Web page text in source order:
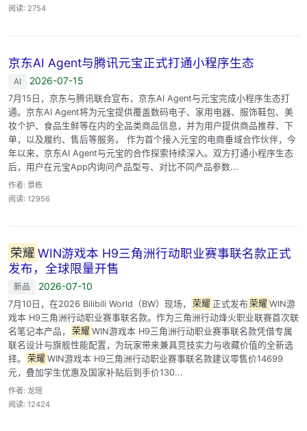
阅读: 2754
京东AI Agent与腾讯元宝正式打通小程序生态
AI 2026-07-15
7月15日，京东与腾讯联合宣布，京东AI Agent与元宝完成小程序生态打
通。京东AI Agent将为元宝提供覆盖数码电子、家用电器、服饰鞋包、美
妆个护、食品生鲜等在内的全品类商品信息，并为用户提供商品推荐、下
单，以及履约、售后等服务。 作为首个接入元宝的电商垂域合作伙伴，今
年以来，京东AI Agent与元宝的合作探索持续深入。双方打通小程序生态
后，用户在元宝App内询问产品型号、对比不同产品参数...
作者: 景栋
阅读: 12956
荣耀 WIN游戏本 H9三角洲行动职业赛事联名款正式
发布，全球限量开售
新品 2026-07-10
7月10日，在2026 Bilibili World（BW）现场， 荣耀 正式发布 荣耀 WIN游
戏本 H9三角洲行动职业赛事联名款。作为三角洲行动烽火职业联赛首次联
名笔记本产品，
荣耀 WIN游戏本 H9三角洲行动职业赛事联名款凭借专属
联名设计与旗舰性能配置，为玩家带来兼具竞技实力与收藏价值的全新选
择。
荣耀 WIN游戏本 H9三角洲行动职业赛事联名款建议零售价14699
元，叠加学生优惠及国家补贴后到手价130...
作者: 龙瑶
阅读: 12424